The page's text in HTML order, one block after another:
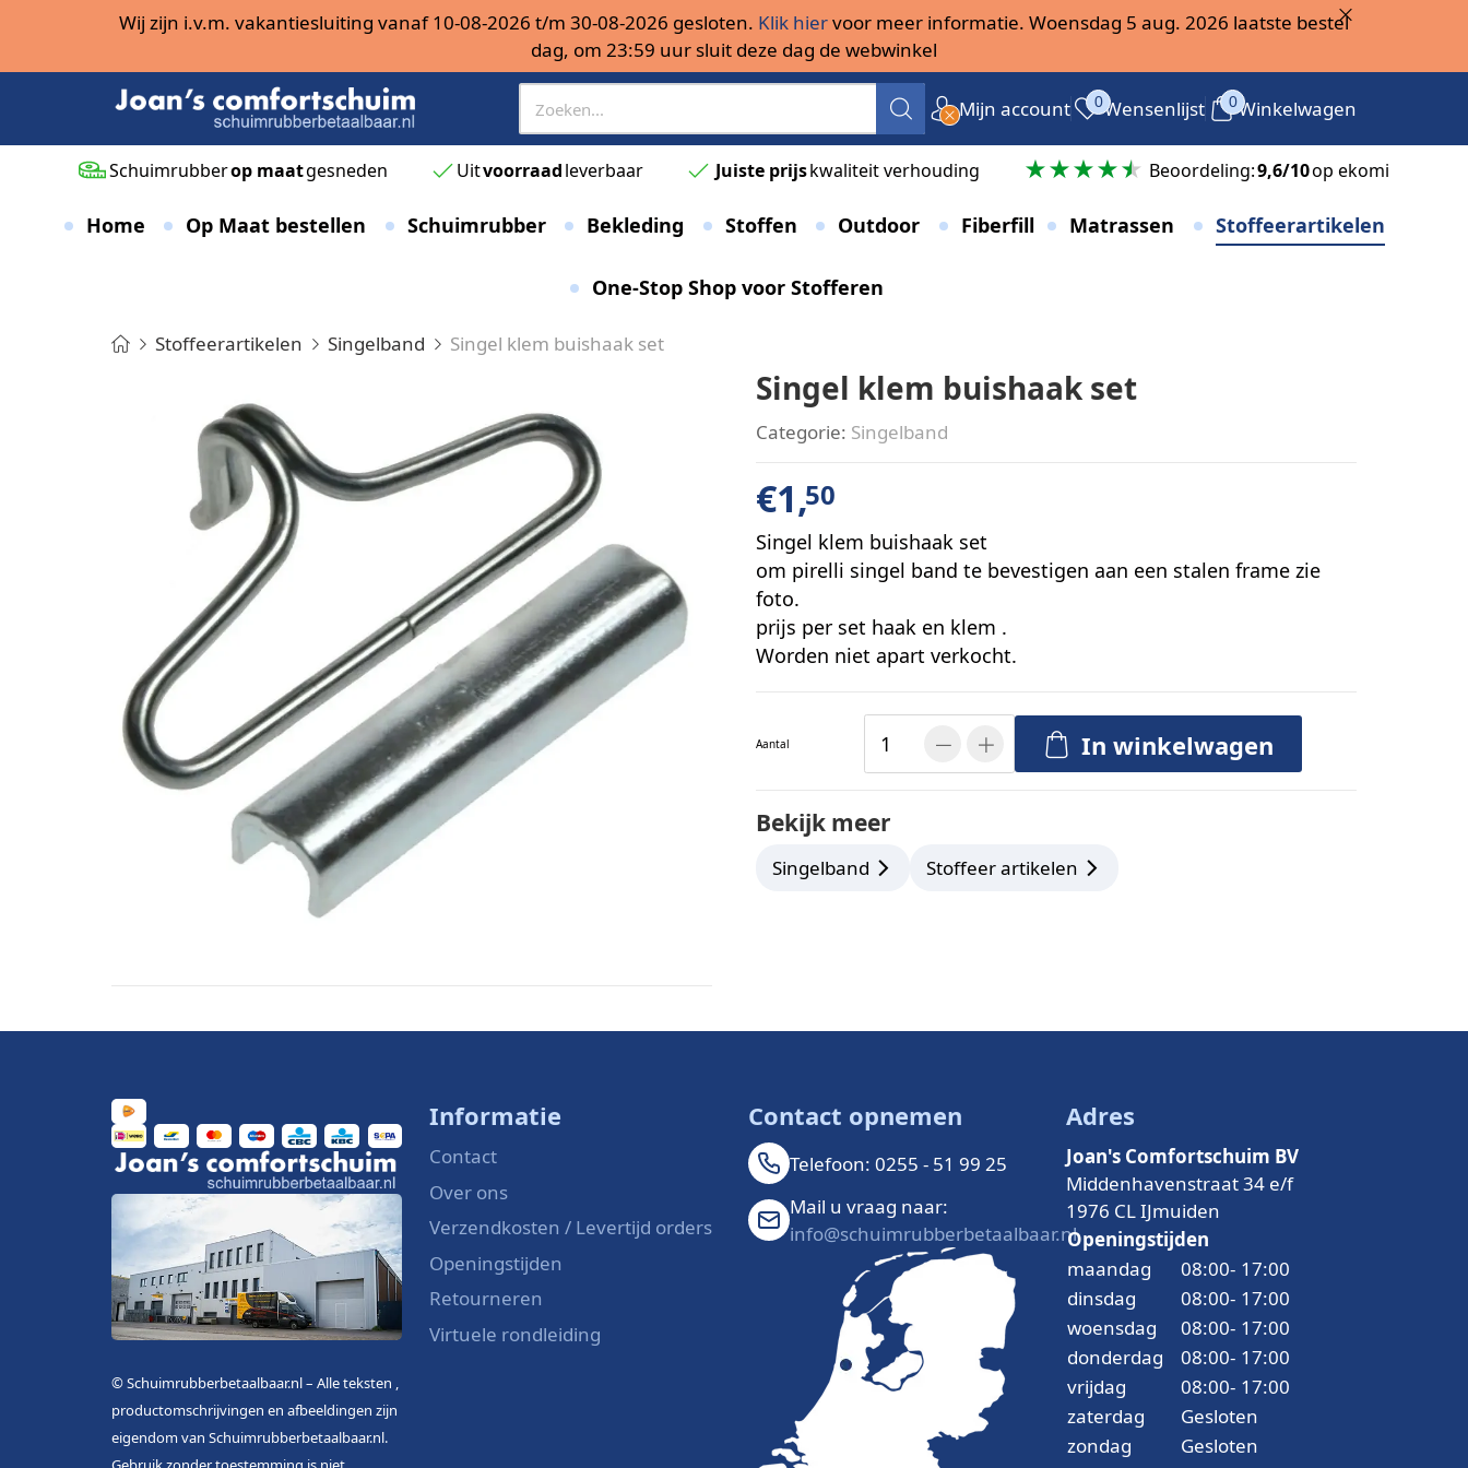
Wij zijn i.v.m. vakantiesluiting vanaf 10-08-2026 t/m 30-08-2026 gesloten. Klik hiervoor meer informatie. Woensdag 5 aug. 2026 laatste bestel
dag, om 23:59 uur sluit deze dag de webwinkel
Mijn account 0Wensenlijst 0Winkelwagen
Schuimrubberop maatgesneden Uitvoorraadleverbaar Juiste prijskwaliteit verhouding Beoordeling:9,6/10op ekomi
Home Op Maat bestellen Schuimrubber Bekleding Stoffen Outdoor Fiberfill Matrassen Stoffeerartikelen
One-Stop Shop voor Stofferen
Stoffeerartikelen Singelband Singel klem buishaak set
Singel klem buishaak set
Categorie: Singelband
€1,50
Singel klem buishaak set
om pirelli singel band te bevestigen aan een stalen frame zie
foto.
prijs per set haak en klem .
Worden niet apart verkocht.
Aantal In winkelwagen
Bekijk meer
Singelband Stoffeer artikelen
© Schuimrubberbetaalbaar.nl – Alle teksten ,
productomschrijvingen en afbeeldingen zijn
eigendom van Schuimrubberbetaalbaar.nl.
Informatie
Contact
Over ons
Verzendkosten / Levertijd orders
Openingstijden
Retourneren
Virtuele rondleiding
Contact opnemen
Telefoon: 0255 - 51 99 25
Mail u vraag naar:
info@schuimrubberbetaalbaar.nl
Adres
Joan's Comfortschuim BV
Middenhavenstraat 34 e/f
1976 CL IJmuiden
Openingstijden
maandag
08:00- 17:00
dinsdag
08:00- 17:00
woensdag
08:00- 17:00
donderdag
08:00- 17:00
vrijdag
08:00- 17:00
zaterdag
Gesloten
zondag
Gesloten